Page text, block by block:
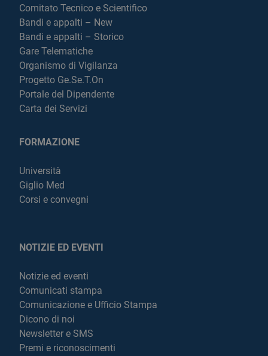
Comitato Tecnico e Scientifico
Bandi e appalti – New
Bandi e appalti – Storico
Gare Telematiche
Organismo di Vigilanza
Progetto Ge.Se.T.On
Portale del Dipendente
Carta dei Servizi
FORMAZIONE
Università
Giglio Med
Corsi e convegni
NOTIZIE ED EVENTI
Notizie ed eventi
Comunicati stampa
Comunicazione e Ufficio Stampa
Dicono di noi
Newsletter e SMS
Premi e riconoscimenti